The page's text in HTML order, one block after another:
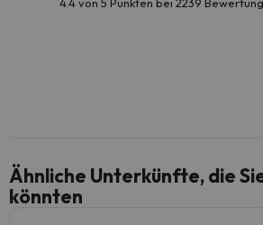
Ähnliche Unterkünfte, die
könnten